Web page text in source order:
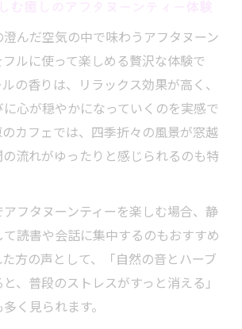
を活かしたアフタヌーンティーの
フルーツのアフタヌーンティー体
を味わうアフタヌーンティーの贅
ーンティーで感じる地域とのつな
わるスイーツで優雅な午後を
ルーツを使ったアフタヌーンティ
んだ空気の中で味わうアフタヌーン
ルに使って楽しめる贅沢な体験で
の香りは、リラックス効果が高く、
心が穏やかになっていくのを実感で
カフェでは、四季折々の風景が窓越
の流れがゆったりと感じられるのも特
フタヌーンティーを楽しむ場合、静
読書や会話に集中するのもおすすめ
方の声として、「自然の音とハーブ
、普段のストレスがすっと消える」
く見られます。